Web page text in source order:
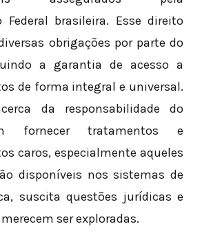
Federal brasileira. Esse direito
obrigações por parte do
a garantia de acesso a
de forma integral e universal.
da responsabilidade do
fornecer tratamentos e
caros, especialmente aqueles
disponíveis nos sistemas de
suscita questões jurídicas e
ser exploradas.